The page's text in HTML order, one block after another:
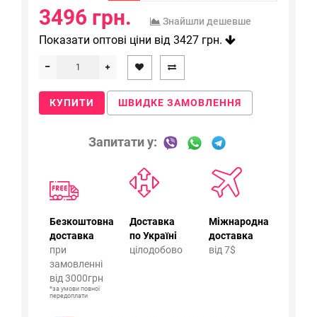
3496 грн. Знайшли дешевше
Показати оптові ціни від 3427 грн.
КУПИТИ ШВИДКЕ ЗАМОВЛЕННЯ
Запитати у:
Безкоштовна
доставка
при
замовленні
від 3000грн
*за умови повної
передоплати
Доставка
по Україні
цілодобово
Міжнародна
доставка
від 7$